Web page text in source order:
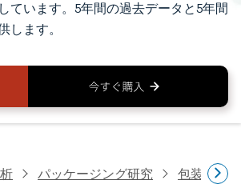
ています。5年間の過去データと5年間
します。
パッケージング研究 包装材料